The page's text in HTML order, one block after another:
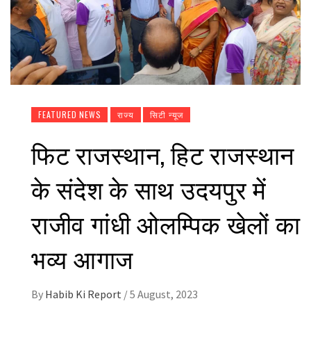
FEATURED NEWS राज्य सिटी न्यूज
फिट राजस्थान, हिट राजस्थान
के संदेश के साथ उदयपुर में
राजीव गांधी ओलम्पिक खेलों का
भव्य आगाज
By Habib Ki Report /5 August, 2023